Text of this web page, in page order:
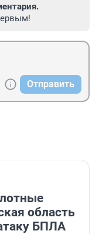
Отправить
область
БПЛА